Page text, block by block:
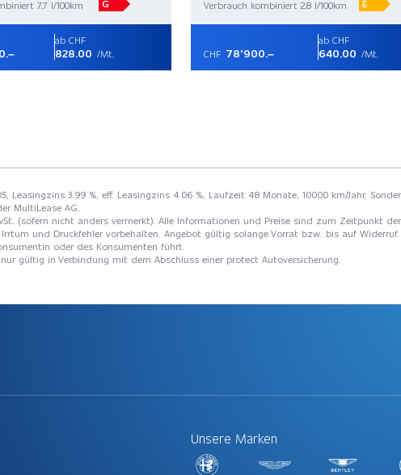
7.7 l/100km
G
ab CHF
828.00 /Mt.
Verbrauch kombiniert 2.8 l/100km
E
CHF 78'900.–
ab CHF
640.00 /Mt.
Leasingzins 3.99 %, eff. Leasingzins 4.06 %, Laufzeit 48 Monate, 10000 km/Jahr,
MultiLease AG.
(sofern nicht anders vermerkt). Alle Informationen und Preise sind zum Zeitpunkt
und Druckfehler vorbehalten. Angebot gültig solange Vorrat bzw. bis auf Widerruf.
oder des Konsumenten führt.
gültig in Verbindung mit dem Abschluss einer protect Autoversicherung.
Unsere Marken